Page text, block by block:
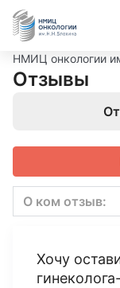
НМИЦ онкологии
Отзывы
О ком отзыв:
Хочу